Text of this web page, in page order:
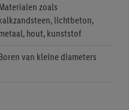
zoals
lichtbeton,
hout, kunststof
van kleine diameters
vinden over de
je voor de optie dat er enkel
vergelijkbare technieken
Meer informatie,